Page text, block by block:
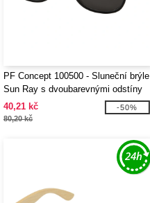
PF Concept 100500 - Sluneční brýle
Sun Ray s dvoubarevnými odstíny
40,21 kč
80,20 kč
-50%